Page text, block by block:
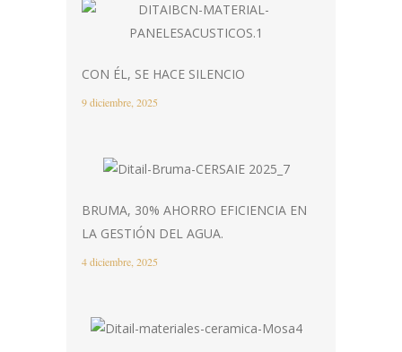
CON ÉL, SE HACE SILENCIO
9 diciembre, 2025
BRUMA, 30% AHORRO EFICIENCIA EN
LA GESTIÓN DEL AGUA.
4 diciembre, 2025